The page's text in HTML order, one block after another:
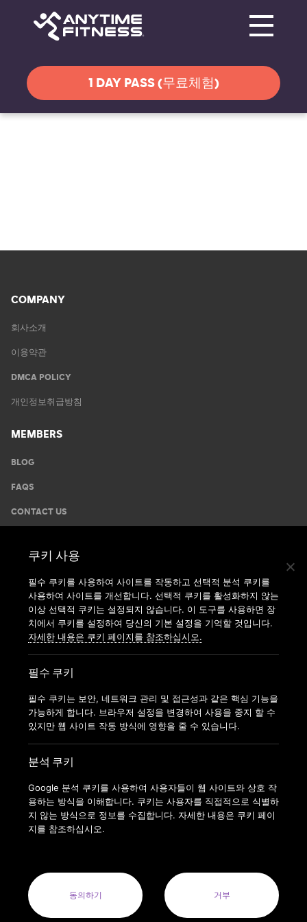
1 DAY PASS (무료체험)
COMPANY
회사소개
이용약관
DMCA POLICY
개인정보취급방침
MEMBERS
BLOG
FAQS
CONTACT US
지점찾기
가맹신청
COPYRIGHT © 2022 ANYTIMEFITNESSKOREA ALL RIGHTS
업자번호 : 164-88-01413
사업자명: 주식회사 모던휘트니스코리아(MODERN FITNESS KOREA
CO. LTD.) 대표자: 오혁진
쿠키 사용
필수 쿠키를 사용하여 사이트를 작동하고 선택적 분석 쿠키를
사용하여 사이트를 개선합니다. 선택적 쿠키를 활성화하지 않는
이상 선택적 쿠키는 설정되지 않습니다. 이 도구를 사용하면 장
치에서 쿠키를 설정하여 당신의 기본 설정을 기억할 것입니다.
자세한 내용은 쿠키 페이지를 참조하십시오.
필수 쿠키
필수 쿠키는 보안, 네트워크 관리 및 접근성과 같은 핵심 기능을
가능하게 합니다. 브라우저 설정을 변경하여 사용을 중지 할 수
있지만 웹 사이트 작동 방식에 영향을 줄 수 있습니다.
분석 쿠키
Google 분석 쿠키를 사용하여 사용자들이 웹 사이트와 상호 작
용하는 방식을 이해합니다. 쿠키는 사용자를 직접적으로 식별하
지 않는 방식으로 정보를 수집합니다. 자세한 내용은 쿠키 페이
지를 참조하십시오.
동의하기 거부